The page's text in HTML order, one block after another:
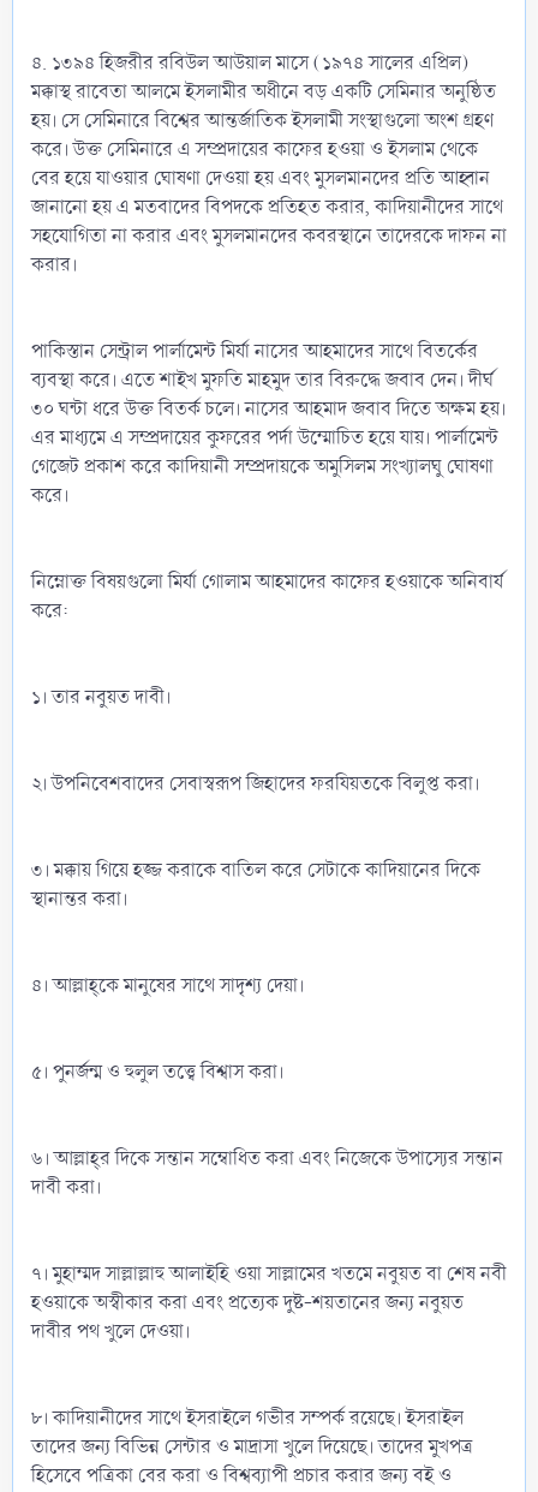
৪. ১৩৯৪ হিজরীর রবিউল আউয়াল মাসে (১৯৭৪ সালের এপ্রিল)
মক্কাস্থ রাবেতা আলমে ইসলামীর অধীনে বড় একটি সেমিনার অনুষ্ঠিত
হয়। সে সেমিনারে বিশ্বের আন্তর্জাতিক ইসলামী সংস্থাগুলো অংশ গ্রহণ
করে। উক্ত সেমিনারে এ সম্প্রদায়ের কাফের হওয়া ও ইসলাম থেকে
বের হয়ে যাওয়ার ঘোষণা দেওয়া হয় এবং মুসলমানদের প্রতি আহ্বান
জানানো হয় এ মতবাদের বিপদকে প্রতিহত করার, কাদিয়ানীদের সাথে
সহযোগিতা না করার এবং মুসলমানদের কবরস্থানে তাদেরকে দাফন না
করার।
পাকিস্তান সেন্ট্রাল পার্লামেন্ট মির্যা নাসের আহমাদের সাথে বিতর্কের
ব্যবস্থা করে। এতে শাইখ মুফতি মাহমুদ তার বিরুদ্ধে জবাব দেন। দীর্ঘ
৩০ ঘন্টা ধরে উক্ত বিতর্ক চলে। নাসের আহমাদ জবাব দিতে অক্ষম হয়।
এর মাধ্যমে এ সম্প্রদায়ের কুফরের পর্দা উম্মোচিত হয়ে যায়। পার্লামেন্ট
গেজেট প্রকাশ করে কাদিয়ানী সম্প্রদায়কে অমুসিলম সংখ্যালঘু ঘোষণা
করে।
নিম্নোক্ত বিষয়গুলো মির্যা গোলাম আহমাদের কাফের হওয়াকে অনিবার্য
করে:
১। তার নবুয়ত দাবী।
২। উপনিবেশবাদের সেবাস্বরূপ জিহাদের ফরযিয়তকে বিলুপ্ত করা।
৩। মক্কায় গিয়ে হজ্জ করাকে বাতিল করে সেটাকে কাদিয়ানের দিকে
স্থানান্তর করা।
৪। আল্লাহ্‌কে মানুষের সাথে সাদৃশ্য দেয়া।
৫। পুনর্জন্ম ও হুলুল তত্ত্বে বিশ্বাস করা।
৬। আল্লাহ্‌র দিকে সন্তান সম্বোধিত করা এবং নিজেকে উপাস্যের সন্তান
দাবী করা।
৭। মুহাম্মদ সাল্লাল্লাহু আলাইহি ওয়া সাল্লামের খতমে নবুয়ত বা শেষ নবী
হওয়াকে অস্বীকার করা এবং প্রত্যেক দুষ্ট-শয়তানের জন্য নবুয়ত
দাবীর পথ খুলে দেওয়া।
৮। কাদিয়ানীদের সাথে ইসরাইলে গভীর সম্পর্ক রয়েছে। ইসরাইল
তাদের জন্য বিভিন্ন সেন্টার ও মাদ্রাসা খুলে দিয়েছে। তাদের মুখপত্র
হিসেবে পত্রিকা বের করা ও বিশ্বব্যাপী প্রচার করার জন্য বই ও